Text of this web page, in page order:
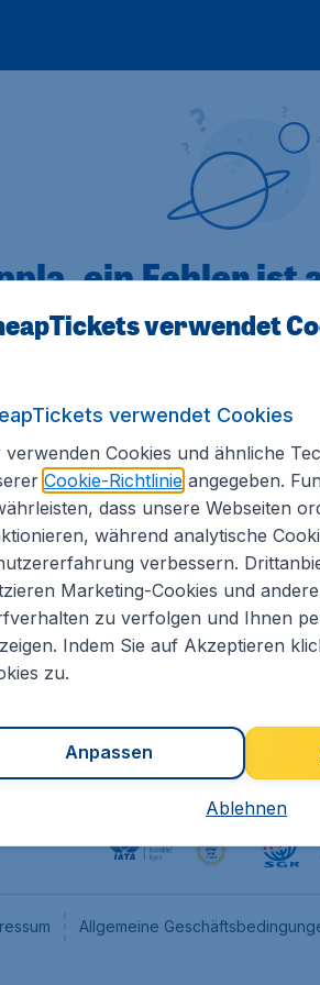
ein Fehler ist
Informationen
Allgemeine
verwendet
verwendet Cookies
verwenden Cookies und ähnliche
Cookie-Richtlinieangegeben.
dass unsere Webseiten
während analytische
verbessern.
Marketing-Cookies und
zu verfolgen und Ihnen
Indem Sie auf Akzeptieren
zu.
Anpassen
Ablehnen